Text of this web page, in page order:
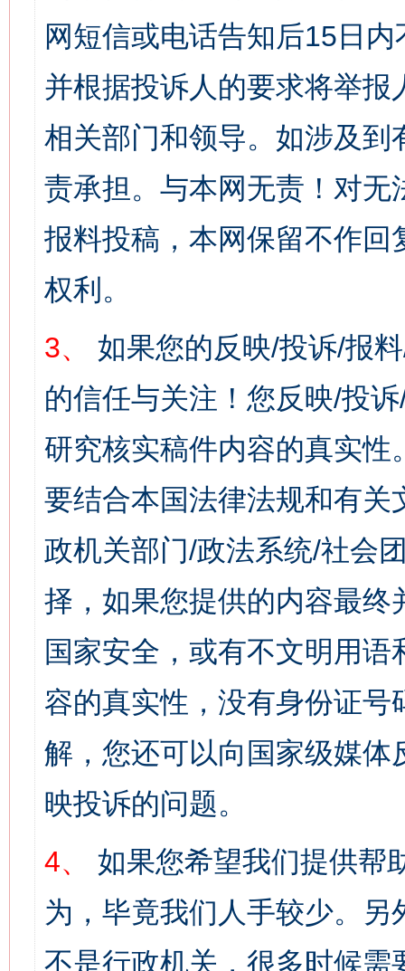
网短信或电话告知后15日
并根据投诉人的要求将举
相关部门和领导。如涉及
责承担。与本网无责！对
报料投稿，本网保留不作
权利。
3、
如果您的反映/投诉/报
的信任与关注！您反映/投
研究核实稿件内容的真实
要结合本国法律法规和有关
政机关部门/政法系统/社会
择，如果您提供的内容最
国家安全，或有不文明用
容的真实性，没有身份证
解，您还可以向国家级媒
映投诉的问题。
4、
如果您希望我们提供帮
为，毕竟我们人手较少。
不是行政机关，很多时候